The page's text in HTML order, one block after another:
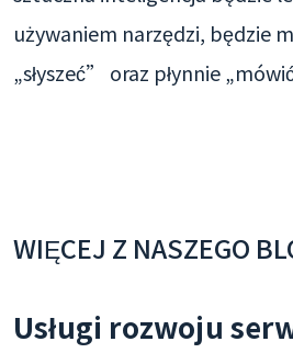
używaniem narzędzi, będzie
„słyszeć” oraz płynnie
WIĘCEJ Z NASZEGO
Usługi rozwoju